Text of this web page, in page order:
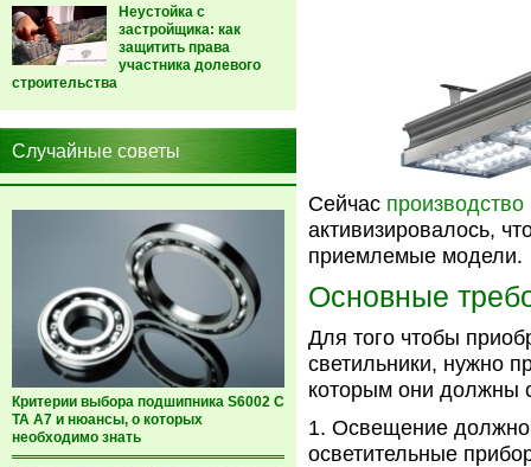
Неустойка с
застройщика: как
защитить права
участника долевого
строительства
Случайные советы
Критерии выбора подшипника S6002 C
TA A7 и нюансы, о которых
необходимо знать
Сейчас
активизировалось,
приемлемые модели.
Основные
Для того чтобы
светильники, нужно
которым они должны
Освещение должно
осветительные